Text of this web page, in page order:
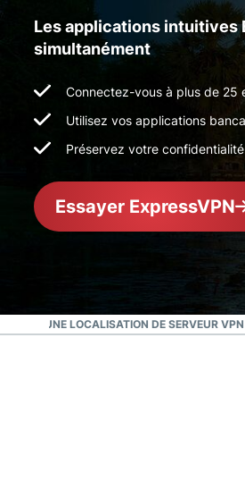
Les applications intuitives
simultanément
Connectez-vous à plus de 25
Utilisez vos applications
Préservez votre
Essayer ExpressVPN
UNE LOCALISATION DE SERVEUR